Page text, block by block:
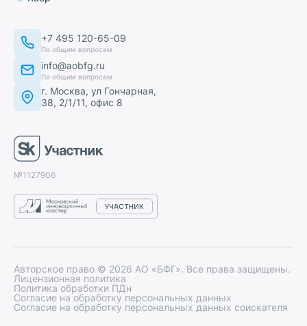
№1127906
+7 495 120-65-09
По общим вопросам
info@aobfg.ru
По общим вопросам
г. Москва, ул Гончарная,
38, 2/1/11, офис 8
Авторское право © 2026 АО «БФГ». Все права защищены.
Лицензионная политика
Политика обработки ПДн
Согласие на обработку персональных данных
Согласие на обработку персональных данных соискателя